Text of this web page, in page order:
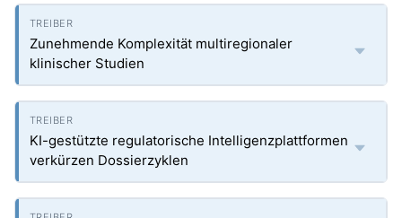
Zunehmende Komplexität multiregionaler
klinischer Studien
KI-gestützte regulatorische Intelligenzplattformen
verkürzen Dossierzyklen